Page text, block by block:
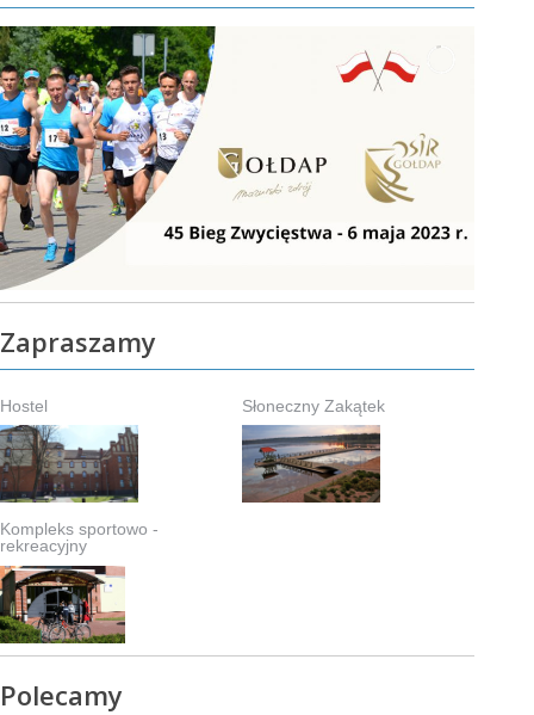
Zapraszamy
Hostel Słoneczny Zakątek
Kompleks sportowo -
rekreacyjny
Polecamy